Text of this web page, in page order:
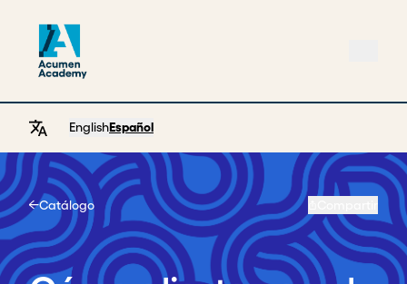
EnglishEspañol
Catálogo
Home